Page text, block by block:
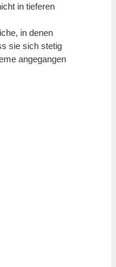
in tieferen
in denen
sie sich stetig
angegangen